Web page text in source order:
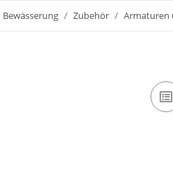
Bewässerung Zubehör Armaturen